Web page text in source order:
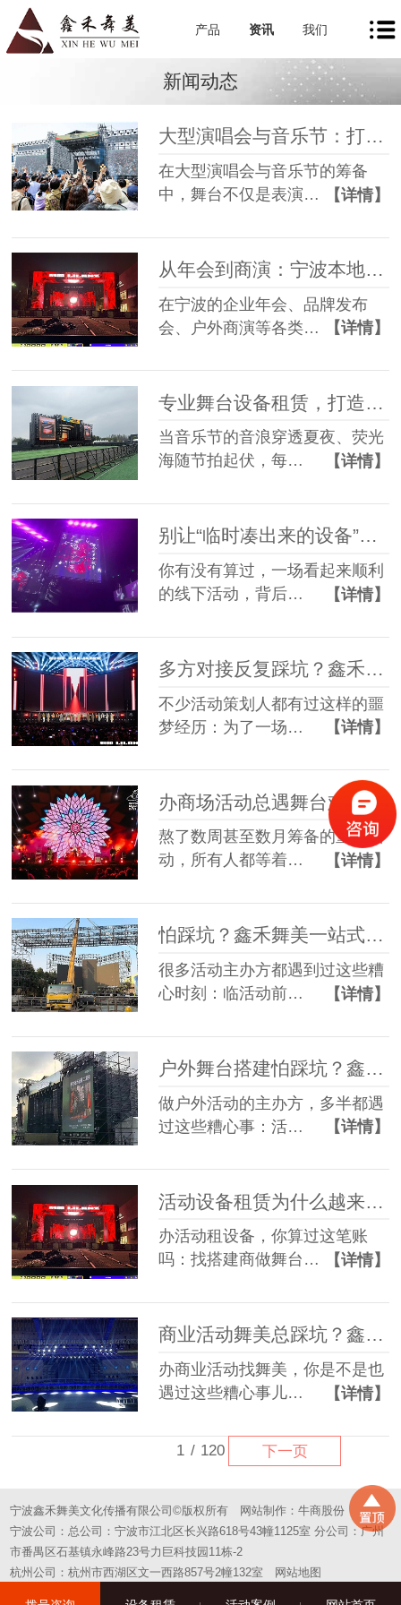
产品 资讯 我们
新闻动态
大型演唱会与音乐节：打造极致视听盛宴的幕后基石
在大型演唱会与音乐节的筹备
中，舞台不仅是表演…
【详情】
从年会到商演：宁波本地舞美租赁如何让每一场活动都出彩
在宁波的企业年会、品牌发布
会、户外商演等各类…
【详情】
当音乐节的音浪穿透夏夜、荧光
海随节拍起伏，每…
【详情】
别让“临时凑出来的设备”，拖垮你筹备了3个月的线下活动
你有没有算过，一场看起来顺利
的线下活动，背后…
【详情】
多方对接反复踩坑？鑫禾舞美一站式舞美服务让你少走90%弯路
不少活动策划人都有过这样的噩
梦经历：为了一场…
【详情】
办商场活动总遇舞台难题？鑫禾舞美一站式帮你解决
熬了数周甚至数月筹备的重磅活
动，所有人都等着…
【详情】
怕踩坑？鑫禾舞美一站式租赁搭建帮你省一半心
很多活动主办方都遇到过这些糟
心时刻：临活动前…
【详情】
户外舞台搭建怕踩坑？鑫禾舞美给你稳稳的保障
做户外活动的主办方，多半都遇
过这些糟心事：活…
【详情】
活动设备租赁为什么越来越多人选一站式？
办活动租设备，你算过这笔账
吗：找搭建商做舞台…
【详情】
商业活动舞美总踩坑？鑫禾一站式方案帮您避坑
办商业活动找舞美，你是不是也
遇过这些糟心事儿…
【详情】
1 / 120 下一页
宁波鑫禾舞美文化传播有限公司©版权所有 网站制作：牛商股份
宁波公司：总公司：宁波市江北区长兴路618号43幢1125室 分公司：广州
市番禺区石基镇永峰路23号力巨科技园11栋-2
杭州公司：杭州市西湖区文一西路857号2幢132室
网站地图